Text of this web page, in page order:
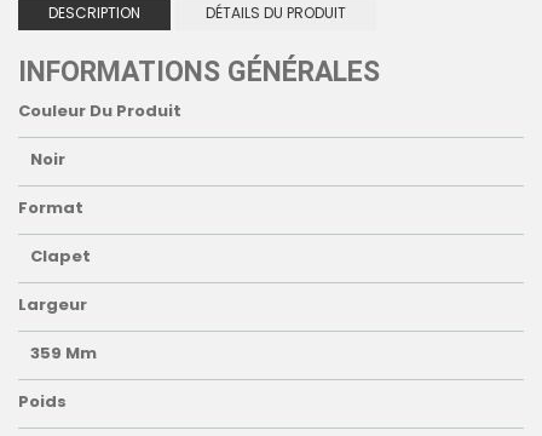
DESCRIPTION DÉTAILS DU PRODUIT
INFORMATIONS GÉNÉRALES
Couleur Du Produit
Noir
Format
Clapet
Largeur
359 Mm
Poids